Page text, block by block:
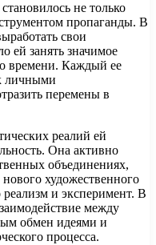
не только
пропаганды. В
свои
ей занять значимое
времени. Каждый ее
личными
перемены в
реалий ей
Она активно
объединениях,
художественного
и эксперимент. В
между
обмен идеями и
процесса.